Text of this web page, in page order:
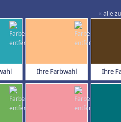
× alle
Ihre Farbwahl Ihre